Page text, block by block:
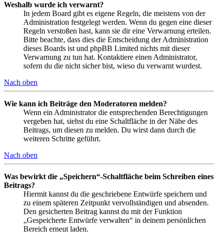
Weshalb wurde ich verwarnt?
In jedem Board gibt es eigene Regeln, die meistens von der
Administration festgelegt werden. Wenn du gegen eine dieser
Regeln verstoßen hast, kann sie dir eine Verwarnung erteilen.
Bitte beachte, dass dies die Entscheidung der Administration
dieses Boards ist und phpBB Limited nichts mit dieser
Verwarnung zu tun hat. Kontaktiere einen Administrator,
sofern du die nicht sicher bist, wieso du verwarnt wurdest.
Nach oben
Wie kann ich Beiträge den Moderatoren melden?
Wenn ein Administrator die entsprechenden Berechtigungen
vergeben hat, siehst du eine Schaltfläche in der Nähe des
Beitrags, um diesen zu melden. Du wirst dann durch die
weiteren Schritte geführt.
Nach oben
Was bewirkt die „Speichern“-Schaltfläche beim Schreiben eines
Beitrags?
Hiermit kannst du die geschriebene Entwürfe speichern und
zu einem späteren Zeitpunkt vervollständigen und absenden.
Den gesicherten Beitrag kannst du mit der Funktion
„Gespeicherte Entwürfe verwalten“ in deinem persönlichen
Bereich erneut laden.